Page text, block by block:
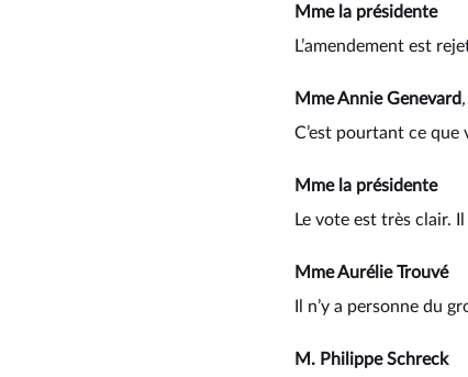
Mme la présidente
L’amendement est
Mme Annie Genevard
C’est pourtant ce
Mme la présidente
Le vote est très clair.
Mme Aurélie Trouvé
Il n’y a personne du
M. Philippe Schreck